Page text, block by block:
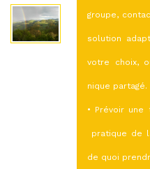
groupe,
solution
votre choix,
nique partagé.
• Prévoir
pratique de
de quoi